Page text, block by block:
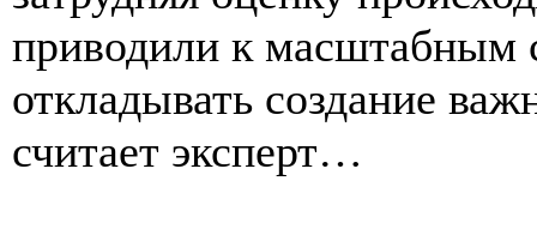
приводили к масштабным
откладывать создание
считает эксперт…